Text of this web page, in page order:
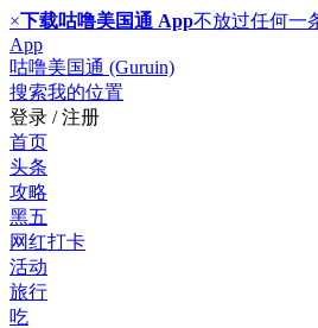
×下载咕噜美国通 App不放过任何一
App
咕噜美国通 (Guruin)
搜索我的位置
登录 / 注册
首页
头条
攻略
黑五
网红打卡
活动
旅行
吃